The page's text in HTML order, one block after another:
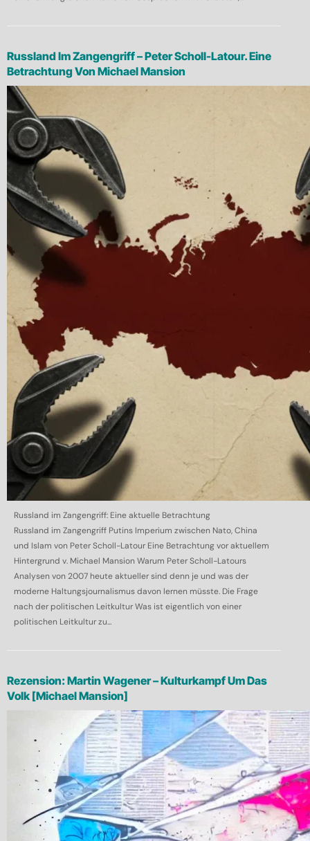
Russland Im Zangengriff – Peter Scholl-Latour. Eine
Betrachtung Von Michael Mansion
Russland im Zangengriff: Eine aktuelle Betrachtung
Russland im Zangengriff Putins Imperium zwischen Nato, China
und Islam von Peter Scholl-Latour Eine Betrachtung vor aktuellem
Hintergrund v. Michael Mansion Warum Peter Scholl-Latours
Analysen von 2007 heute aktueller sind denn je und was der
moderne Haltungsjournalismus davon lernen müsste. Die Frage
nach der politischen Leitkultur Was ist eigentlich von einer
politischen Leitkultur zu...
Rezension: Martin Wagener – Kulturkampf Um Das
Volk [Michael Mansion]